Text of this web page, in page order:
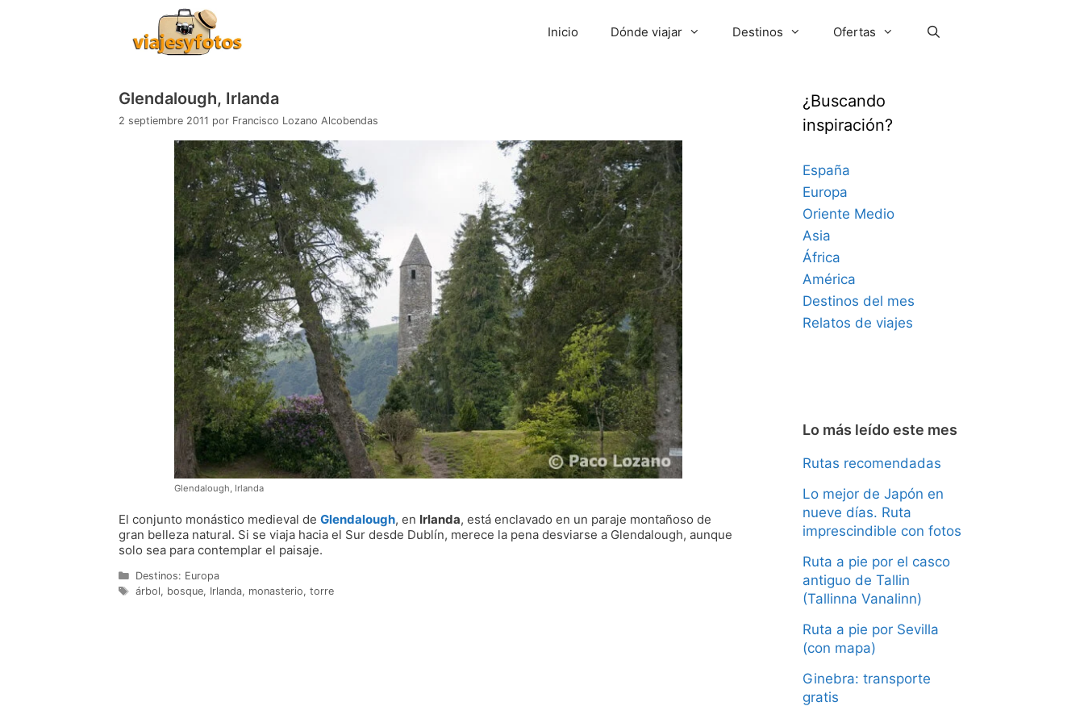
Inicio Dónde viajar Destinos Ofertas
Glendalough, Irlanda
2 septiembre 2011 por Francisco Lozano Alcobendas
Glendalough, Irlanda
El conjunto monástico medieval de Glendalough, en Irlanda, está enclavado en un paraje montañoso de
gran belleza natural. Si se viaja hacia el Sur desde Dublín, merece la pena desviarse a Glendalough, aunque
solo sea para contemplar el paisaje.
Categorías
Destinos: Europa
Etiquetas
árbol, bosque, Irlanda, monasterio, torre
¿Buscando
inspiración?
España
Europa
Oriente Medio
Asia
África
América
Destinos del mes
Relatos de viajes
Lo más leído este mes
Rutas recomendadas
Lo mejor de Japón en
nueve días. Ruta
imprescindible con fotos
Ruta a pie por el casco
antiguo de Tallin
(Tallinna Vanalinn)
Ruta a pie por Sevilla
(con mapa)
Ginebra: transporte
gratis